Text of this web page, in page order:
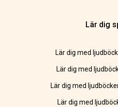
Lär dig
Lär dig med
Lär dig med
Lär dig med
Lär dig med